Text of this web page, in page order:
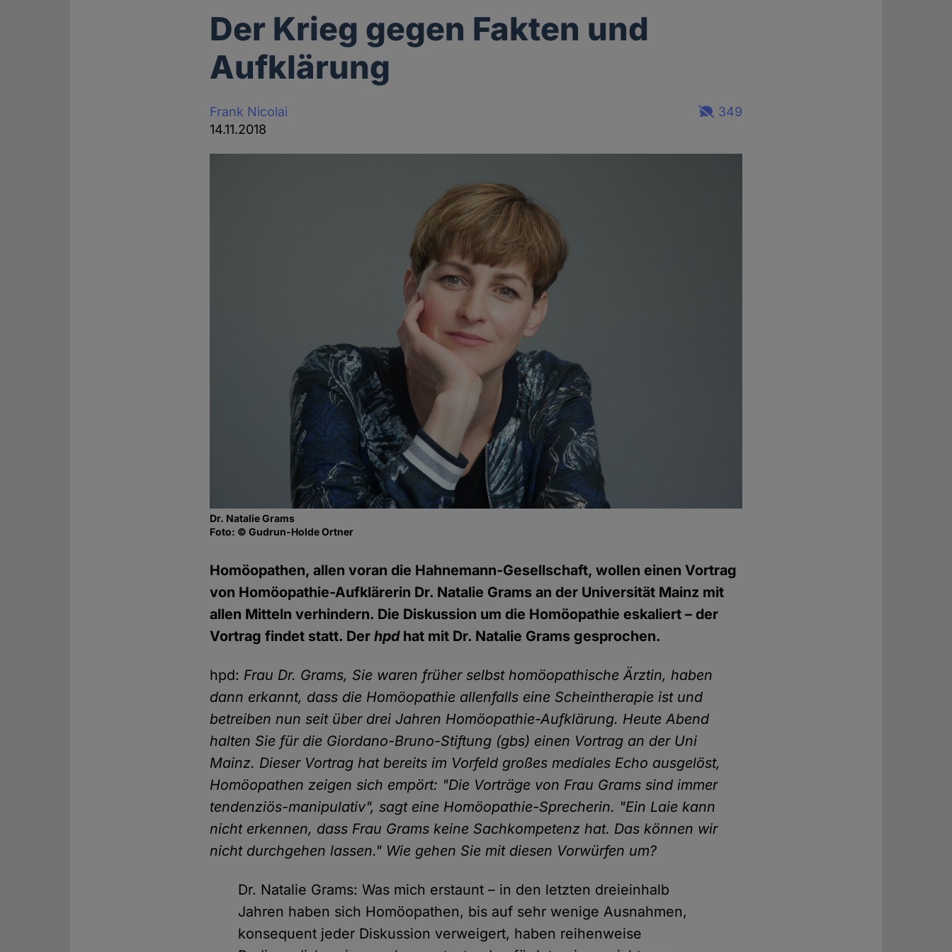
Der Krieg gegen Fakten und
Aufklärung
Frank Nicolai
14.11.2018
349
Dr. Natalie Grams
Foto: © Gudrun-Holde Ortner
Homöopathen, allen voran die Hahnemann-Gesellschaft, wollen einen Vortrag
von Homöopathie-Aufklärerin Dr. Natalie Grams an der Universität Mainz mit
allen Mitteln verhindern. Die Diskussion um die Homöopathie eskaliert – der
Vortrag findet statt. Derhpdhat mit Dr. Natalie Grams gesprochen.
hpd: Frau Dr. Grams, Sie waren früher selbst homöopathische Ärztin, haben
dann erkannt, dass die Homöopathie allenfalls eine Scheintherapie ist und
betreiben nun seit über drei Jahren Homöopathie-Aufklärung. Heute Abend
halten Sie für die Giordano-Bruno-Stiftung (gbs) einen Vortrag an der Uni
Mainz. Dieser Vortrag hat bereits im Vorfeld großes mediales Echo ausgelöst,
Homöopathen zeigen sich empört: "Die Vorträge von Frau Grams sind immer
tendenziös-manipulativ", sagt eine Homöopathie-Sprecherin. "Ein Laie kann
nicht erkennen, dass Frau Grams keine Sachkompetenz hat. Das können wir
nicht durchgehen lassen." Wie gehen Sie mit diesen Vorwürfen um?
Dr. Natalie Grams: Was mich erstaunt – in den letzten dreieinhalb
Jahren haben sich Homöopathen, bis auf sehr wenige Ausnahmen,
konsequent jeder Diskussion verweigert, haben reihenweise